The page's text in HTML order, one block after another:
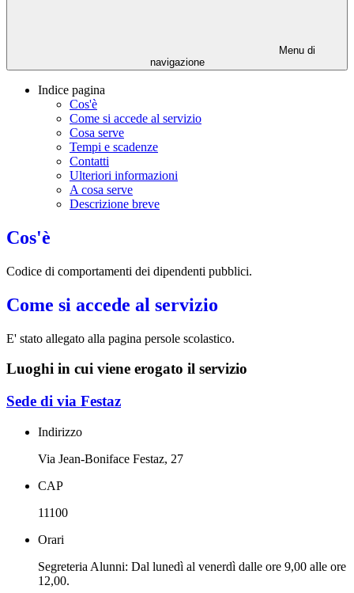
Menu di
navigazione
Indice pagina
Cos'è
Come si accede al servizio
Cosa serve
Tempi e scadenze
Contatti
Ulteriori informazioni
A cosa serve
Descrizione breve
Cos'è
Codice di comportamenti dei dipendenti pubblici.
Come si accede al servizio
E' stato allegato alla pagina persole scolastico.
Luoghi in cui viene erogato il servizio
Sede di via Festaz
Indirizzo
Via Jean-Boniface Festaz, 27
CAP
11100
Orari
Segreteria Alunni: Dal lunedì al venerdì dalle ore 9,00 alle ore
12,00.